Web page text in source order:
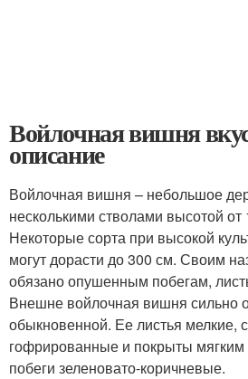
Войлочная вишня
описание
Войлочная вишня – небольшое
несколькими стволами высотой
Некоторые сорта при высокой
могут дорасти до 300 см. Своим
обязано опушенным побегам,
Внешне войлочная вишня сильно
обыкновенной. Ее листья мелкие,
гофрированные и покрыты
побеги зеленовато-коричневые.